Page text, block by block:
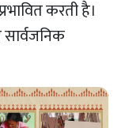
करती है।
सार्वजनिक